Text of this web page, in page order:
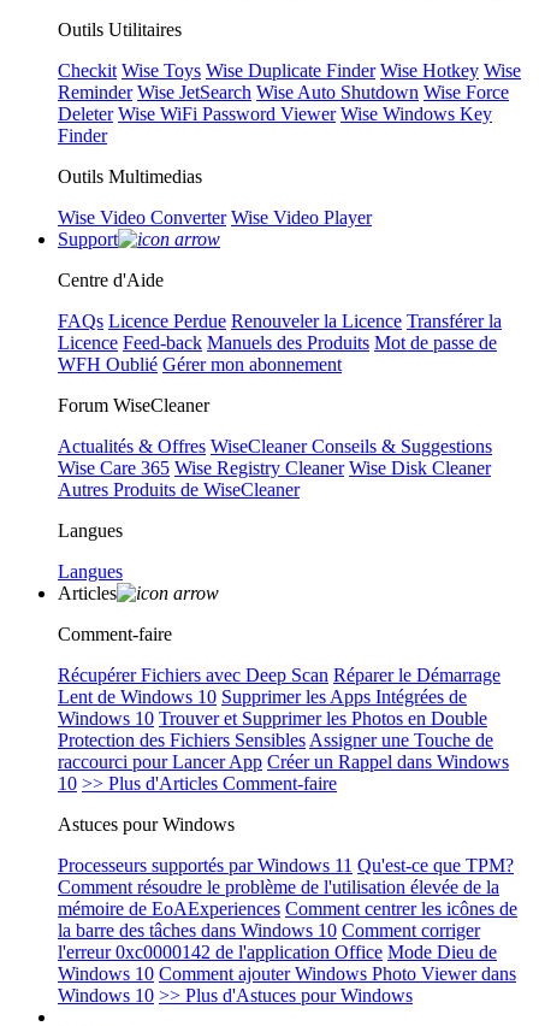
Outils Utilitaires
Checkit Wise Toys Wise Duplicate Finder Wise Hotkey Wise
Reminder Wise JetSearch Wise Auto Shutdown Wise Force
Deleter Wise WiFi Password Viewer Wise Windows Key
Finder
Outils Multimedias
Wise Video Converter Wise Video Player
Support
Centre d'Aide
FAQs Licence Perdue Renouveler la Licence Transférer la
Licence Feed-back Manuels des Produits Mot de passe de
WFH Oublié Gérer mon abonnement
Forum WiseCleaner
Actualités & Offres WiseCleaner Conseils & Suggestions
Wise Care 365 Wise Registry Cleaner Wise Disk Cleaner
Autres Produits de WiseCleaner
Langues
Langues
Articles
Comment-faire
Récupérer Fichiers avec Deep Scan Réparer le Démarrage
Lent de Windows 10 Supprimer les Apps Intégrées de
Windows 10 Trouver et Supprimer les Photos en Double
Protection des Fichiers Sensibles Assigner une Touche de
raccourci pour Lancer App Créer un Rappel dans Windows
10 >> Plus d'Articles Comment-faire
Astuces pour Windows
Processeurs supportés par Windows 11 Qu'est-ce que TPM?
Comment résoudre le problème de l'utilisation élevée de la
mémoire de EoAExperiences Comment centrer les icônes de
la barre des tâches dans Windows 10 Comment corriger
l'erreur 0xc0000142 de l'application Office Mode Dieu de
Windows 10 Comment ajouter Windows Photo Viewer dans
Windows 10 >> Plus d'Astuces pour Windows